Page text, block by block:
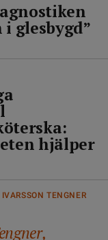
glesbygd”
hjälper
TENGNER